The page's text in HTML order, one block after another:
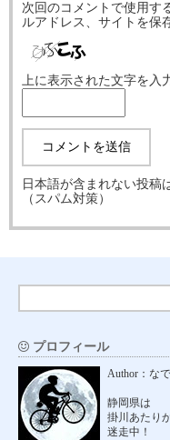
次回のコメントで使用す
ルアドレス、サイトを保
上に表示された文字を入
日本語が含まれない投稿
（スパム対策）
プロフィール
Author：な
静岡県は
掛川あたり
迷走中！